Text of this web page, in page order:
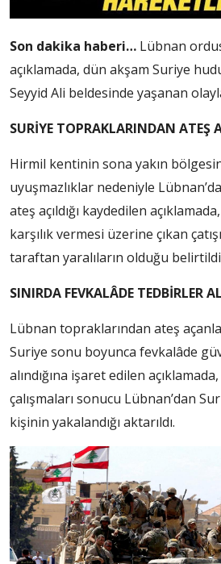
Son dakika haberi… Lübnan
açıklamada, dün akşam Suriye
Seyyid Ali beldesinde yaşanan
SURİYE TOPRAKLARINDAN ATEŞ
Hirmil kentinin sona yakın
uyuşmazlıklar nedeniyle
ateş açıldığı kaydedilen
karşılık vermesi üzerine çıkan
taraftan yaralıların olduğu
SINIRDA FEVKALÂDE TEDBİRLER
Lübnan topraklarından ateş
Suriye sonu boyunca fevkalâde
alındığına işaret edilen
çalışmaları sonucu Lübnan’dan
kişinin yakalandığı aktarıldı.